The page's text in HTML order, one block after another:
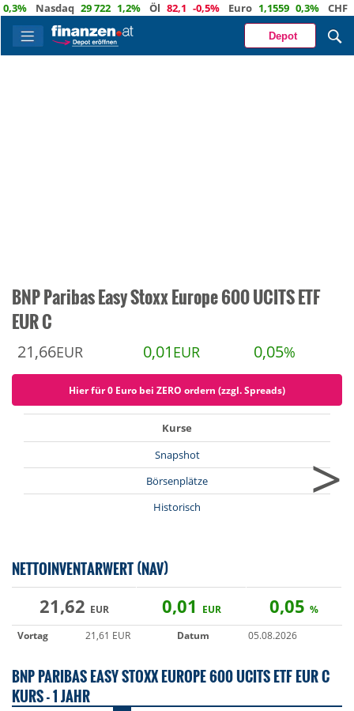
Nasdaq 29 722 1,2% Öl 82,1 -0,5% Euro 1,1559 0,3% CHF
Depot
BNP Paribas Easy Stoxx Europe 600 UCITS ETF
EUR C
21,66EUR 0,01 EUR 0,05%
Hier für 0 Euro bei ZERO ordern (zzgl. Spreads)
Kurse
Snapshot
Börsenplätze
Historisch
>
NETTOINVENTARWERT (NAV)
21,62 EUR 0,01 EUR 0,05 %
Vortag
21,61 EUR Datum 05.08.2026
BNP PARIBAS EASY STOXX EUROPE 600 UCITS ETF EUR C
KURS - 1 JAHR